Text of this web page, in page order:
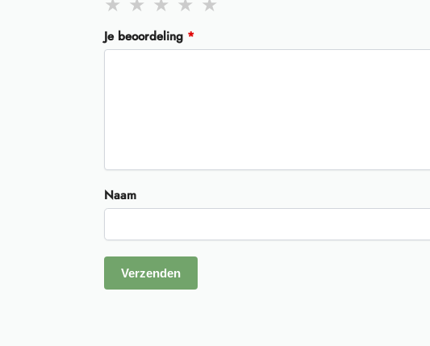
Je beoordeling *
Naam